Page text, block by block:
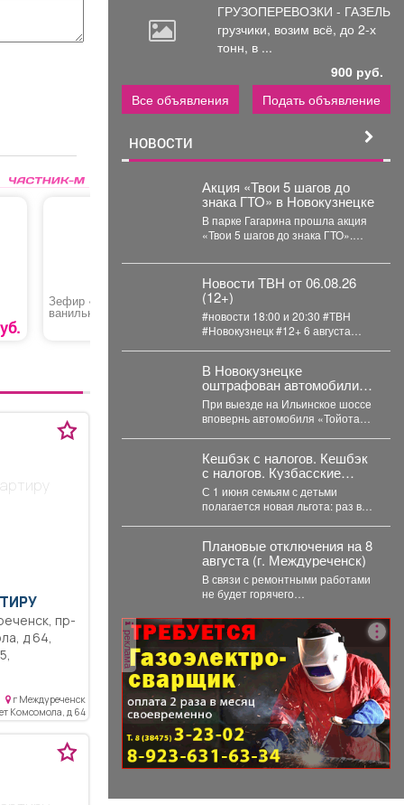
Зефир «РотФронт»
ванильный
Хлеб луковый
62 руб.
д 64,
торг,
доме,
хорошее,
г Междуреченск
Комсомола, д 64
ГРУЗОПЕРЕВОЗКИ - ГАЗЕЛЬ
грузчики, возим всё, до 2-х
тонн, в ...
900 руб.
Все объявления
Подать объявление
НОВОСТИ
Акция «Твои 5 шагов до
знака ГТО» в Новокузнецке
В парке Гагарина прошла акция
«Твои 5 шагов до знака ГТО».
организовано в...
Новости ТВН от 06.08.26
(12+)
#новости 18:00 и 20:30 #ТВН
#Новокузнецк #12+ 6 августа
В Новокузнецке
оштрафован автомобилист,
проигнорировавший
запрещающий сигнал
светофора
При выезде на Ильинское шоссе
вповернь автомобиля «Тойота» в
Кешбэк с налогов. Кешбэк
с налогов. Кузбасские
семьи раз в год вернут
часть уплаченных денег
С 1 июня семьям с детьми
полагается новая льгота: раз в
Плановые отключения на 8
августа (г. Междуреченск)
В связи с ремонтными работами
не будет горячего
реклама